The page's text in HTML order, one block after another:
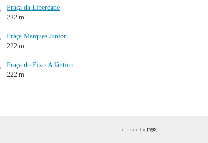
Praça da Liberdade
222 m
Praça Marques Júnior
222 m
Praça do Eixo Atlântico
222 m